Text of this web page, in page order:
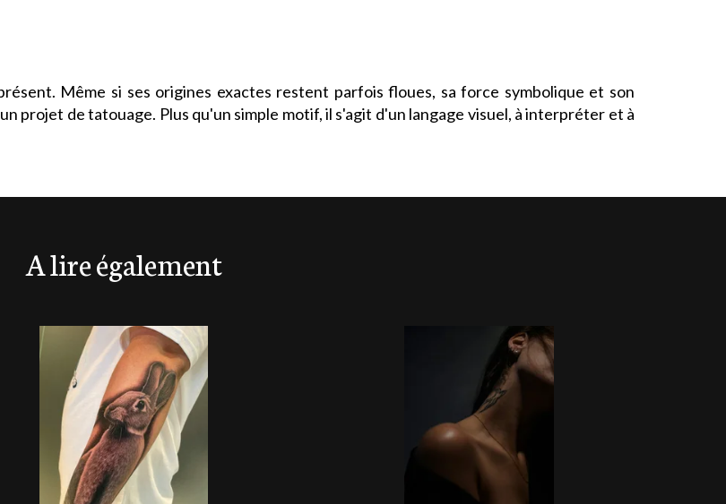
Même si ses origines exactes restent parfois floues, sa force symbolique et son
projet de tatouage. Plus qu'un simple motif, il s'agit d'un langage visuel, à interpréter et à
A lire également